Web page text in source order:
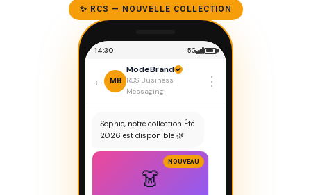
✨ RCS — NOUVELLE COLLECTION
14:30 5G
← MB
ModeBrand
RCS Business
Messaging
⋮
Sophie, notre collection Été
2026 est disponible 🌿
👗
NOUVEAU